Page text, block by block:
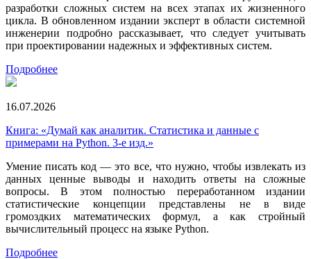
разработки сложных систем на всех этапах их жизненного
цикла. В обновленном издании эксперт в области системной
инженерии подробно рассказывает, что следует учитывать
при проектировании надежных и эффективных систем.
Подробнее
16.07.2026
Книга: «Думай как аналитик. Статистика и данные с
примерами на Python. 3-е изд.»
Умение писать код — это все, что нужно, чтобы извлекать из
данных ценные выводы и находить ответы на сложные
вопросы. В этом полностью переработанном издании
статистические концепции представлены не в виде
громоздких математических формул, а как стройный
вычислительный процесс на языке Python.
Подробнее